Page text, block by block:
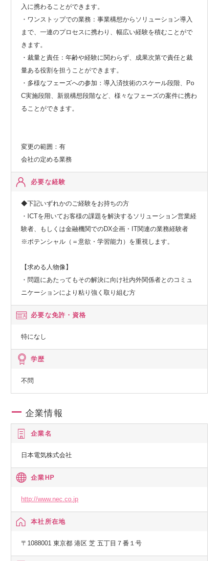
入に携わることができます。
・ワンストップでの業務：事業構想からソリューション導入
まで、一連のプロセスに携わり、幅広い経験を積むことがで
きます。
・裁量と責任：年齢や経験に関わらず、成果次第で責任と裁
量ある役割を担うことができます。
・多様なフェーズへの参加：導入済技術のスケール段階、Po
C実施段階、新規構想段階など、様々なフェーズの案件に携わ
ることができます。
変更の範囲：有
会社の定める業務
必要な経験
◆下記いずれかのご経験をお持ちの方
・ICTを用いてお客様の課題を解決するソリューション営業経
験者、もしくは金融機関でのDX企画・IT関連の業務経験者
※ポテンシャル（＝意欲・学習能力）を重視します。
【求める人物像】
・問題にあたってもその解決に向け社内外関係者とのコミュ
ニケーションにより粘り強く取り組む方
必要な免許・資格
特になし
学歴
不問
企業情報
企業名
日本電気株式会社
企業HP
http://www.nec.co.jp
本社所在地
〒1088001 東京都 港区 芝 五丁目７番１号